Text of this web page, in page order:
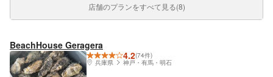
店舗のプランをすべて見る(8)
BeachHouse Geragera
4.2(74件)
兵庫県
神戸・有馬・明石